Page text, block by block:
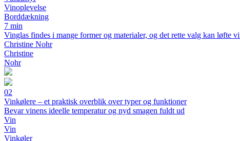
Vinoplevelse
Borddækning
7 min
Vinglas findes i mange former og materialer, og det rette valg kan løfte
Christine Nohr
Christine
Nohr
02
Vinkølere – et praktisk overblik over typer og funktioner
Bevar vinens ideelle temperatur og nyd smagen fuldt ud
Vin
Vin
Vinkøler